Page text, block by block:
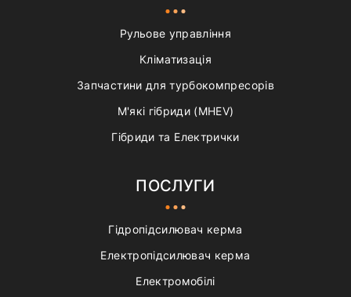
Рульове управління
Кліматизація
Запчастини для турбокомпресорів
М'які гібриди (MHEV)
Гібриди та Електрички
ПОСЛУГИ
Гідропідсилювач керма
Електропідсилювач керма
Електромобілі